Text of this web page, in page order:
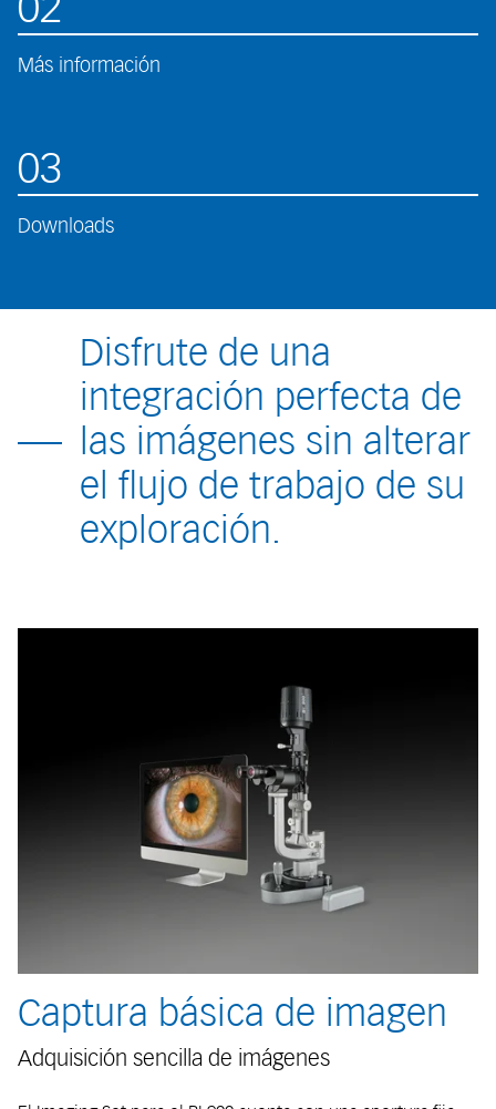
Más información
03
Downloads
Disfrute de una
integración perfecta de
las imágenes sin alterar
el flujo de trabajo de su
exploración.
Captura básica de imagen
Adquisición sencilla de imágenes